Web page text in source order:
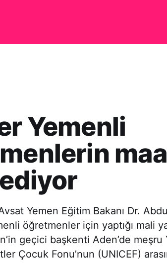
Yemenli
Yemen Eğitim Bakanı Dr.
öğretmenler için yaptığı mali
geçici başkenti Aden’de
Çocuk Fonu’nun (UNICEF)